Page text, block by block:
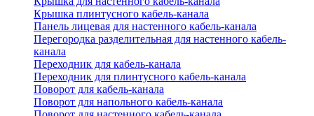
Крышка плинтусного кабель-канала
Панель лицевая для настенного кабель-канала
Перегородка разделительная для настенного кабель-
канала
Переходник для кабель-канала
Переходник для плинтусного кабель-канала
Поворот для кабель-канала
Поворот для напольного кабель-канала